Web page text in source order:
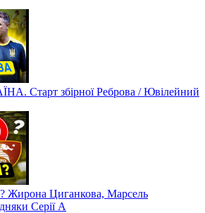
Старт збірної Реброва / Ювілейний
Жирона Циганкова, Марсель
Серії А